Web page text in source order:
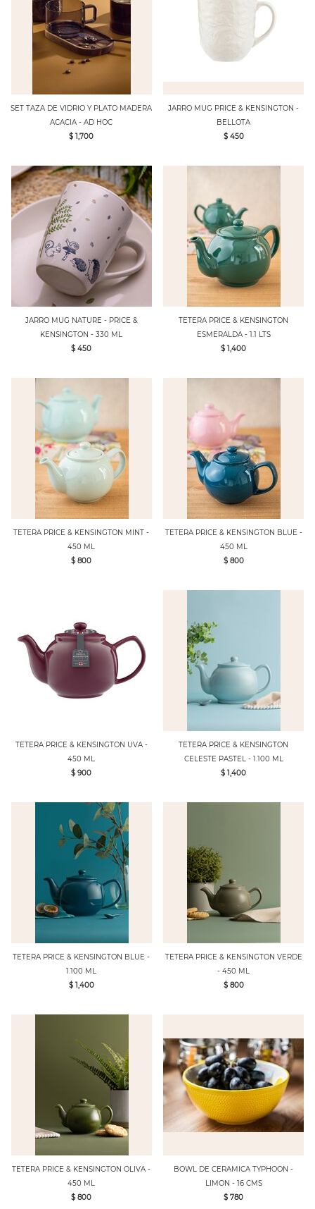
SET TAZA DE VIDRIO Y PLATO MADERA
ACACIA - AD HOC
$ 1,700
JARRO MUG PRICE & KENSINGTON -
BELLOTA
$ 450
JARRO MUG NATURE - PRICE &
KENSINGTON - 330 ML
$ 450
TETERA PRICE & KENSINGTON
ESMERALDA - 1.1 LTS
$ 1,400
TETERA PRICE & KENSINGTON MINT -
450 ML
$ 800
TETERA PRICE & KENSINGTON BLUE -
450 ML
$ 800
TETERA PRICE & KENSINGTON UVA -
450 ML
$ 900
TETERA PRICE & KENSINGTON
CELESTE PASTEL - 1.100 ML
$ 1,400
TETERA PRICE & KENSINGTON BLUE -
1.100 ML
$ 1,400
TETERA PRICE & KENSINGTON VERDE
- 450 ML
$ 800
TETERA PRICE & KENSINGTON OLIVA -
450 ML
$ 800
BOWL DE CERAMICA TYPHOON -
LIMON - 16 CMS
$ 780